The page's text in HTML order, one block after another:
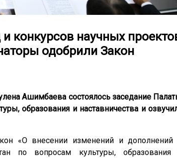
конкурсов научных
одобрили Закон
Ашимбаева состоялось заседание
образования и наставничества и
«О внесении изменений и дополнений
по вопросам культуры,